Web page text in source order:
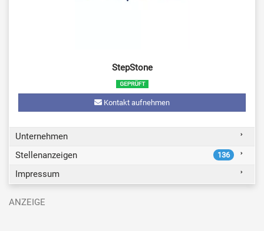
StepStone
Kontakt aufnehmen
Unternehmen
Stellenanzeigen
136
Impressum